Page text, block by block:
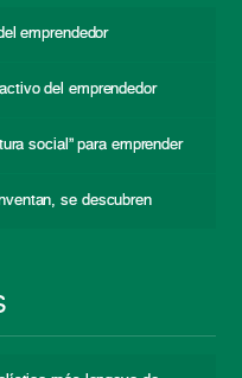
emprendedor
del emprendedor
social” para emprender
se descubren